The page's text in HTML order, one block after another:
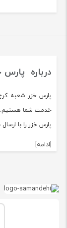
درباره پارس
خدمت شما هستیم.
پارس خزر را با
[ادامه]